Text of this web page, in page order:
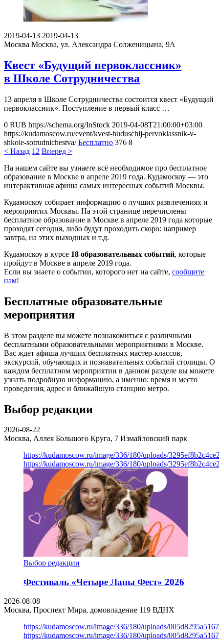
2019-04-13 2019-04-13
Москва Москва, ул. Александра Солженицына, 9А
Квест «Будущий первоклассник»
в Школе Сотрудничества
13 апреля в Школе Сотрудничества состоится квест «Будущий
первоклассник». Поступление в первый класс …
0 RUB https://schema.org/InStock 2019-04-08T21:00:00+03:00
https://kudamoscow.ru/event/kvest-buduschij-pervoklassnik-v-
shkole-sotrudnichestva/ Бесплатно 376 8
< Назад 1 2 Вперед >
На нашем сайте вы узнаете всё необходимое про бесплатное
образование в Москве в апреле 2019 года. Кудамоскоу — это
интерактивная афиша самых интересных событий Москвы.
Кудамоскоу собирает информацию о лучших развлечениях и
мероприятих Москвы. На этой странице перечислены
бесплатное образование в Москве в апреле 2019 года которые
проходят сегодня, либо будут проходить скоро: например
завтра, на этих выходных и т.д.
Кудамоскоу в курсе 18 образовательных событий, которые
пройдут в Москве в апреле 2019 года.
Если вы знаете о событии, которого нет на сайте, сообщите
нам!
Бесплатные образовательные
мероприятия
В этом разделе вы можете познакомиться с различными
бесплатными образовательными мероприятиями в Москве.
Вас ждет афиша лучших бесплатных мастер-классов,
экскурсий, обучающих и познавательных событий столицы. О
каждом бесплатном мероприятии в данном разделе вы можете
узнать подробную информацию, а именно: время и место
проведения, адрес и ближайшую станцию метро.
Выбор редакции
2026-08-22
Москва, Аллея Большого Круга, 7 Измайловский парк
https://kudamoscow.ru/image/336/180/uploads/
https://kudamoscow.ru/image/336/180/uploads/
Выбор редакции
Фестиваль «Четыре Лапы Фест» 2026
2026-08-08
Москва, Проспект Мира, домовладение 119 ВДНХ
https://kudamoscow.ru/image/336/180/uploads/
https://kudamoscow.ru/image/336/180/uploads/